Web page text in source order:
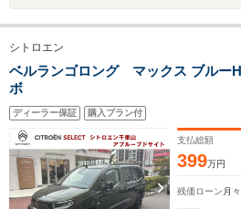
シトロエン
ベルランゴロング マックス ブルー
ボ
ディーラー保証 購入プラン付
支払総額
399万円
残価ローン 月々